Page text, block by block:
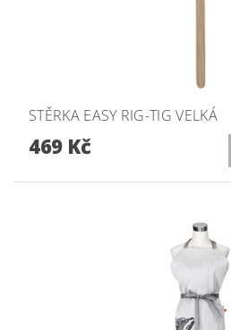
STĚRKA EASY RIG-TIG VELKÁ
469 Kč